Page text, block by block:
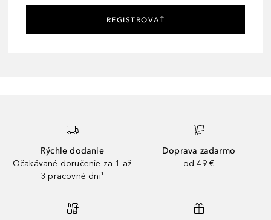
REGISTROVAŤ
Rýchle dodanie
Očakávané doručenie za 1 až
3 pracovné dni¹
Doprava zadarmo
od 49 €